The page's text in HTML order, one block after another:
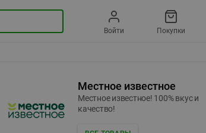
Войти Покупки
Местное известное
Местное известное! 100% вкус и
качество!